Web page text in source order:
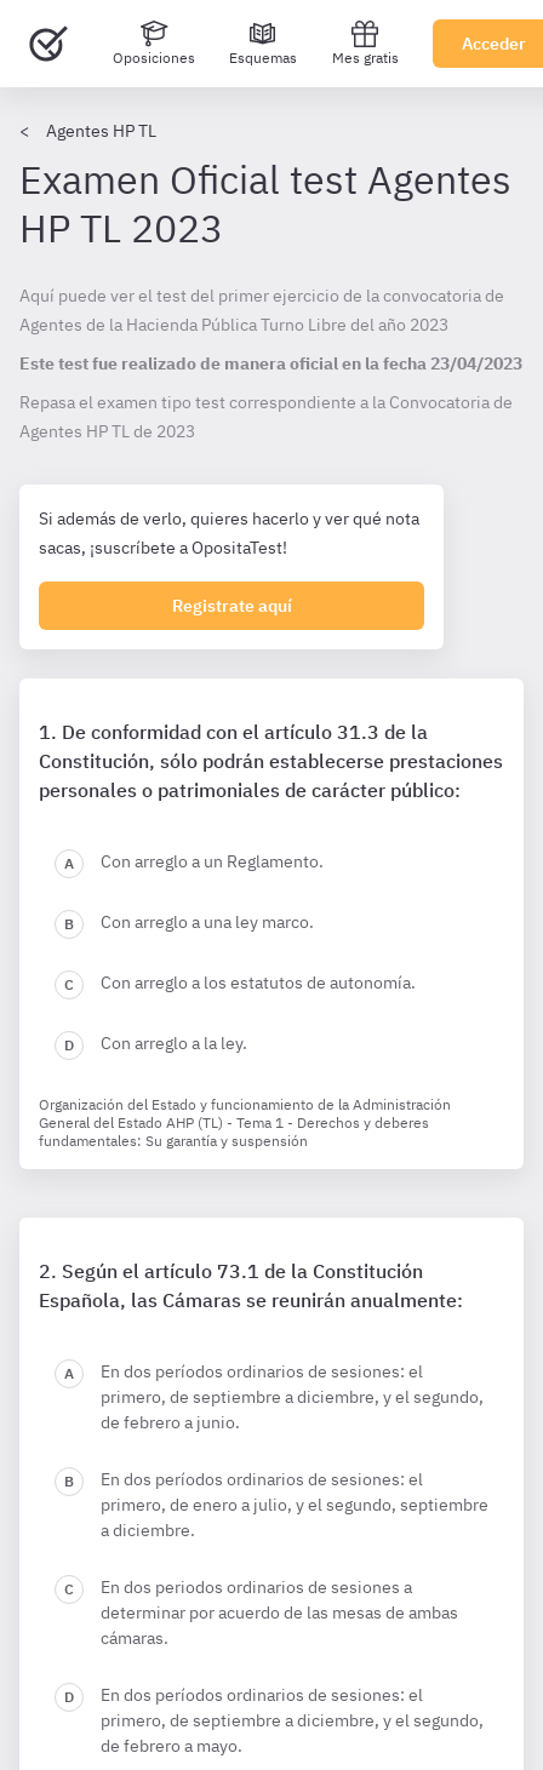
Oposiciones Esquemas Mes gratis
Acceder
Agentes HP TL
Examen Oficial test Agentes
HP TL 2023
Aquí puede ver el test del primer ejercicio de la convocatoria de
Agentes de la Hacienda Pública Turno Libre del año 2023
Este test fue realizado de manera oficial en la fecha 23/04/2023
Repasa el examen tipo test correspondiente a la Convocatoria de
Agentes HP TL de 2023
Si además de verlo, quieres hacerlo y ver qué nota
sacas, ¡suscríbete a OpositaTest!
Registrate aquí
De conformidad con el artículo 31.3 de la
Constitución, sólo podrán establecerse prestaciones
personales o patrimoniales de carácter público:
Con arreglo a un Reglamento.
Con arreglo a una ley marco.
Con arreglo a los estatutos de autonomía.
Con arreglo a la ley.
Organización del Estado y funcionamiento de la Administración
General del Estado AHP (TL) - Tema 1 - Derechos y deberes
fundamentales: Su garantía y suspensión
Según el artículo 73.1 de la Constitución
Española, las Cámaras se reunirán anualmente:
En dos períodos ordinarios de sesiones: el
primero, de septiembre a diciembre, y el segundo,
de febrero a junio.
En dos períodos ordinarios de sesiones: el
primero, de enero a julio, y el segundo, septiembre
a diciembre.
En dos periodos ordinarios de sesiones a
determinar por acuerdo de las mesas de ambas
cámaras.
En dos períodos ordinarios de sesiones: el
primero, de septiembre a diciembre, y el segundo,
de febrero a mayo.